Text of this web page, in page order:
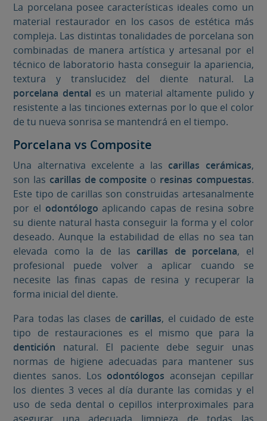
La porcelana posee características ideales como un
material restaurador en los casos de estética más
compleja. Las distintas tonalidades de porcelana son
combinadas de manera artística y artesanal por el
técnico de laboratorio hasta conseguir la apariencia,
textura y translucidez del diente natural. La
porcelana dental es un material altamente pulido y
resistente a las tinciones externas por lo que el color
de tu nueva sonrisa se mantendrá en el tiempo.
Porcelana vs Composite
Una alternativa excelente a las carillas cerámicas,
son las carillas de composite o resinas compuestas.
Este tipo de carillas son construidas artesanalmente
por el odontólogo aplicando capas de resina sobre
su diente natural hasta conseguir la forma y el color
deseado. Aunque la estabilidad de ellas no sea tan
elevada como la de las carillas de porcelana, el
profesional puede volver a aplicar cuando se
necesite las finas capas de resina y recuperar la
forma inicial del diente.
Para todas las clases de carillas, el cuidado de este
tipo de restauraciones es el mismo que para la
dentición natural. El paciente debe seguir unas
normas de higiene adecuadas para mantener sus
dientes sanos. Los odontólogos aconsejan cepillar
los dientes 3 veces al día durante las comidas y el
uso de seda dental o cepillos interproximales para
asegurar una adecuada limpieza de todas las